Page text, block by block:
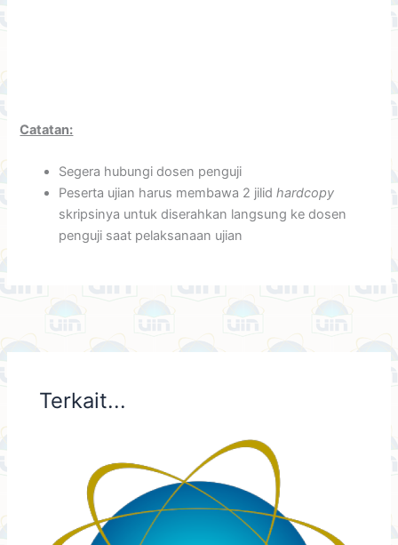
Catatan:
Segera hubungi dosen penguji
Peserta ujian harus membawa 2 jilidhardcopy
skripsinya untuk diserahkan langsung ke dosen
penguji saat pelaksanaan ujian
Terkait...